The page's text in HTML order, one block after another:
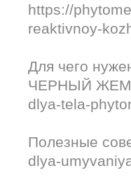
https://
reaktivnoy-
Для чего
ЧЕРНЫЙ
dlya-tela-
Полезные
dlya-